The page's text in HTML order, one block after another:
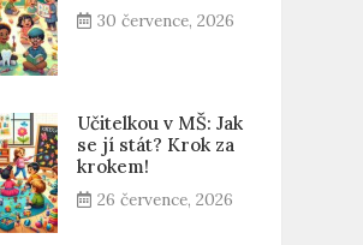
30 července, 2026
Učitelkou v MŠ: Jak
se jí stát? Krok za
krokem!
26 července, 2026